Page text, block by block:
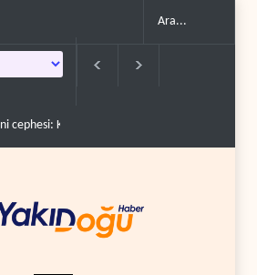
Devrim Lideri ve Pizişkiyan’dan kritik görüşme..